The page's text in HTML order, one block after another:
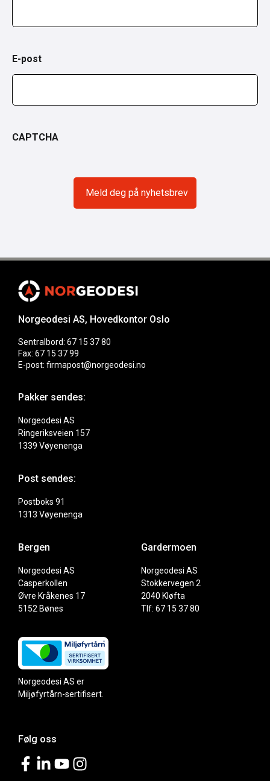
E-post
CAPTCHA
Norgeodesi AS, Hovedkontor Oslo
Sentralbord: 67 15 37 80
Fax: 67 15 37 99
E-post: firmapost@norgeodesi.no
Pakker sendes:
Norgeodesi AS
Ringeriksveien 157
1339 Vøyenenga
Post sendes:
Postboks 91
1313 Vøyenenga
Bergen
Norgeodesi AS
Casperkollen
Øvre Kråkenes 17
5152 Bønes
Gardermoen
Norgeodesi AS
Stokkervegen 2
2040 Kløfta
Tlf: 67 15 37 80
Norgeodesi AS er
Miljøfyrtårn-sertifisert.
Følg oss